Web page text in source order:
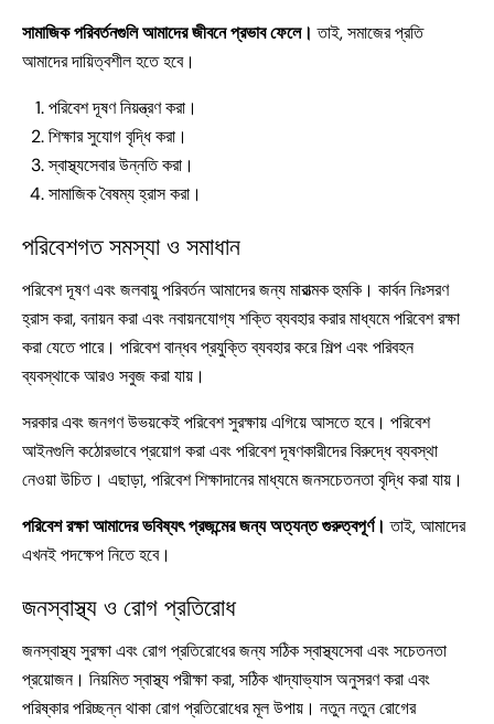
সামাজিক পরিবর্তনগুলি আমাদের জীবনে প্রভাব ফেলে। তাই, সমাজের প্রতি
আমাদের দায়িত্বশীল হতে হবে।
পরিবেশ দূষণ নিয়ন্ত্রণ করা।
শিক্ষার সুযোগ বৃদ্ধি করা।
স্বাস্থ্যসেবার উন্নতি করা।
সামাজিক বৈষম্য হ্রাস করা।
পরিবেশগত সমস্যা ও সমাধান
পরিবেশ দূষণ এবং জলবায়ু পরিবর্তন আমাদের জন্য মারাত্মক হুমকি। কার্বন নিঃসরণ
হ্রাস করা, বনায়ন করা এবং নবায়নযোগ্য শক্তি ব্যবহার করার মাধ্যমে পরিবেশ রক্ষা
করা যেতে পারে। পরিবেশ বান্ধব প্রযুক্তি ব্যবহার করে শিল্প এবং পরিবহন
ব্যবস্থাকে আরও সবুজ করা যায়।
সরকার এবং জনগণ উভয়কেই পরিবেশ সুরক্ষায় এগিয়ে আসতে হবে। পরিবেশ
আইনগুলি কঠোরভাবে প্রয়োগ করা এবং পরিবেশ দূষণকারীদের বিরুদ্ধে ব্যবস্থা
নেওয়া উচিত। এছাড়া, পরিবেশ শিক্ষাদানের মাধ্যমে জনসচেতনতা বৃদ্ধি করা যায়।
পরিবেশ রক্ষা আমাদের ভবিষ্যৎ প্রজন্মের জন্য অত্যন্ত গুরুত্বপূর্ণ। তাই, আমাদের
এখনই পদক্ষেপ নিতে হবে।
জনস্বাস্থ্য ও রোগ প্রতিরোধ
জনস্বাস্থ্য সুরক্ষা এবং রোগ প্রতিরোধের জন্য সঠিক স্বাস্থ্যসেবা এবং সচেতনতা
প্রয়োজন। নিয়মিত স্বাস্থ্য পরীক্ষা করা, সঠিক খাদ্যাভ্যাস অনুসরণ করা এবং
পরিষ্কার পরিচ্ছন্ন থাকা রোগ প্রতিরোধের মূল উপায়। নতুন নতুন রোগের